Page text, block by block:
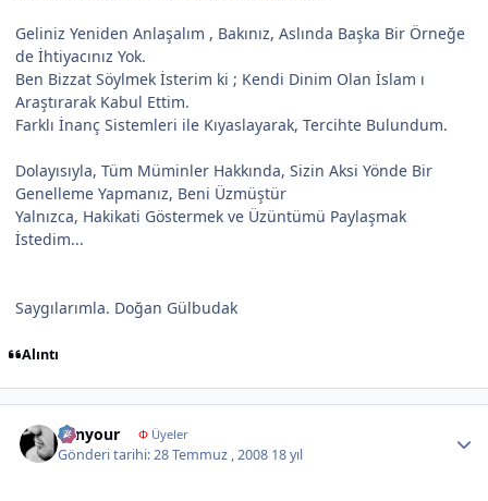
Geliniz Yeniden Anlaşalım , Bakınız, Aslında Başka Bir Örneğe
de İhtiyacınız Yok.
Ben Bizzat Söylmek İsterim ki ; Kendi Dinim Olan İslam ı
Araştırarak Kabul Ettim.
Farklı İnanç Sistemleri ile Kıyaslayarak, Tercihte Bulundum.
Dolayısıyla, Tüm Müminler Hakkında, Sizin Aksi Yönde Bir
Genelleme Yapmanız, Beni Üzmüştür
Yalnızca, Hakikati Göstermek ve Üzüntümü Paylaşmak
İstedim...
Saygılarımla. Doğan Gülbudak
Alıntı
Senyour ΦÜyeler
Gönderi tarihi:28 Temmuz , 2008 18 yıl